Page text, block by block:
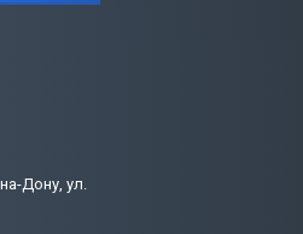
Дону, ул.